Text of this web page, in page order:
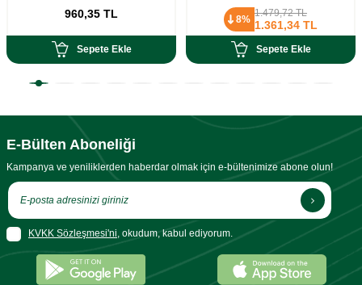
960,35 TL
Sepete Ekle
8%
1.479,72TL
1.361,34 TL
Sepete Ekle
E-Bülten Aboneliği
Kampanya ve yeniliklerden haberdar olmak için e-bültenimize abone olun!
KVKK Sözleşmesi'ni, okudum, kabul ediyorum.